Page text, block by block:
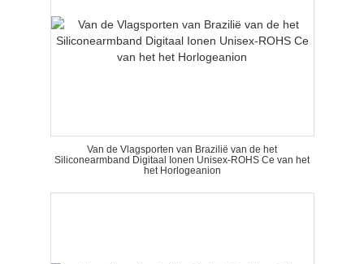
Van de Vlagsporten van Brazilië van de het
Siliconearmband Digitaal Ionen Unisex-ROHS Ce van het
het Horlogeanion